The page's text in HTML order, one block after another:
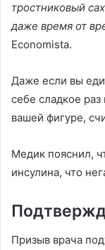
тростниковый
даже время от
Economista.
Даже если вы
себе сладкое
вашей фигуре,
Медик пояснил,
инсулина, что
Призыв врача